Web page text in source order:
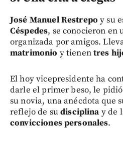
José Manuel Restrepo y su
Céspedes, se conocieron en
organizada por amigos.
matrimonio y tienentres
El hoy vicepresidente ha
darle el primer beso, le
su novia, una anécdota que
reflejo de sudisciplina y de
convicciones personales.